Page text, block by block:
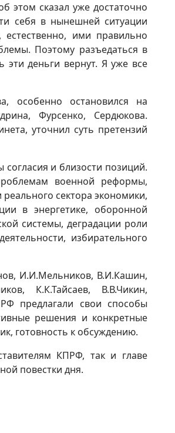
этом сказал уже достаточно
себя в нынешней ситуации
ими правильно
Поэтому разъедаться в
эти деньги вернут. Я уже все
особенно остановился на
Фурсенко, Сердюкова.
уточнил суть претензий
и близости позиций.
военной реформы,
сектора экономики,
в энергетике, оборонной
системы, деградации роли
избирательного
И.И.Мельников, В.И.Кашин,
К.К.Тайсаев, В.В.Чикин,
предлагали свои способы
решения и конкретные
готовность к обсуждению.
КПРФ, так и главе
повестки дня.